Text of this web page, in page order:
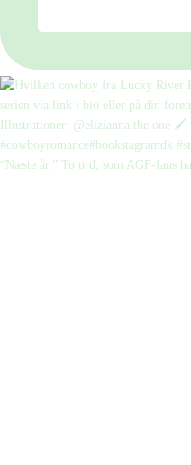
“Næste år.” To ord, som AGF-fans